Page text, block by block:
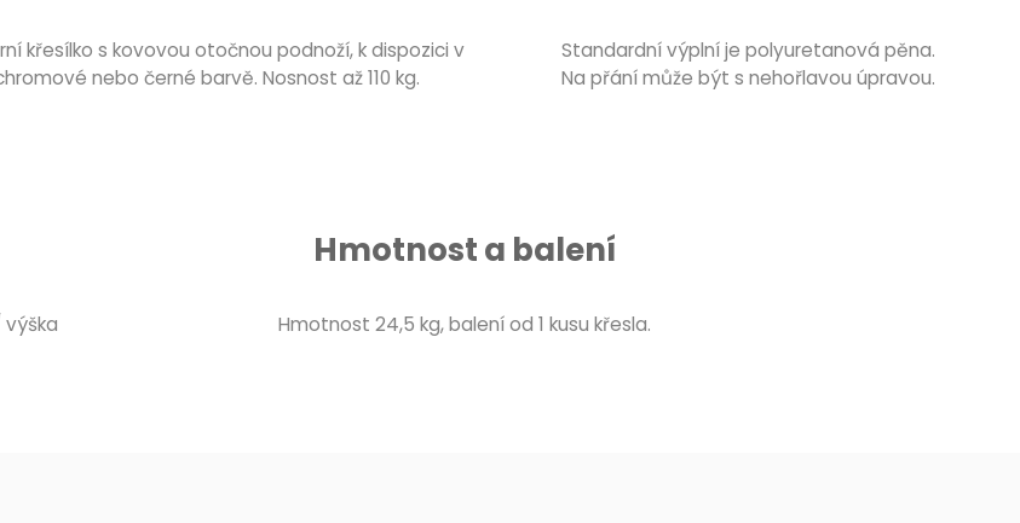
křesílko s kovovou otočnou podnoží, k dispozici v
nebo černé barvě. Nosnost až 110 kg.
Standardní výplní je polyuretanová pěna.
Na přání může být s nehořlavou úpravou.
výška
Hmotnost a balení
Hmotnost 24,5 kg, balení od 1 kusu křesla.